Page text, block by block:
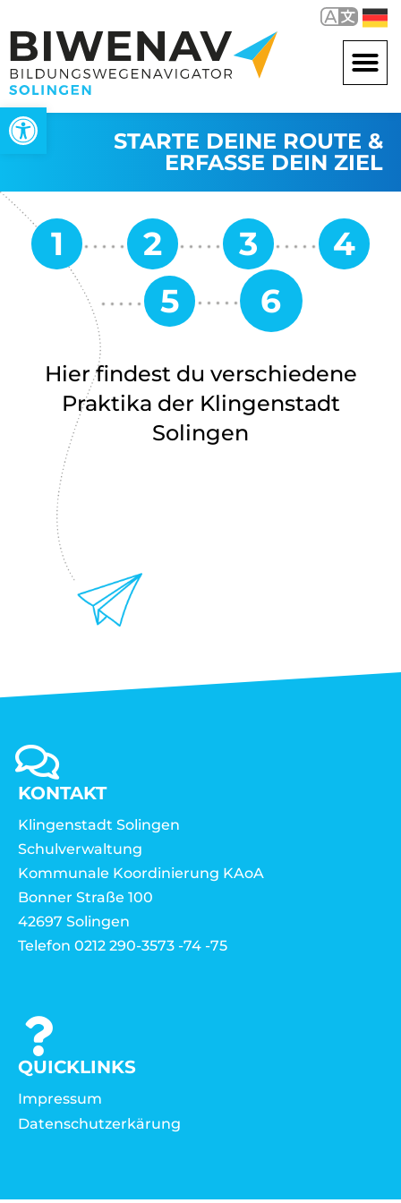
Werkzeugleiste öffnen
STARTE DEINE ROUTE &
ERFASSE DEIN ZIEL
Hier findest du verschiedene
Praktika der Klingenstadt
Solingen
KONTAKT
Klingenstadt Solingen
Schulverwaltung
Kommunale Koordinierung KAoA
Bonner Straße 100
42697 Solingen
Telefon 0212 290-3573 -74 -75
QUICKLINKS
Impressum
Datenschutzerkärung